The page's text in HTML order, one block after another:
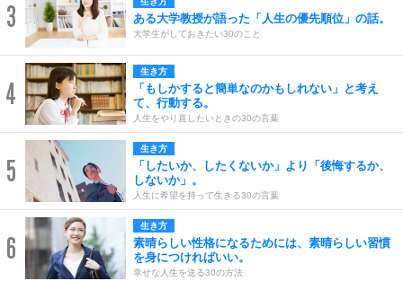
3 ある大学教授が語った「人生の優先順位」の話。
大学生がしておきたい30のこと
4
生き方
「もしかすると簡単なのかもしれない」と考え
て、行動する。
人生をやり直したいときの30の言葉
5
生き方
「したいか、したくないか」より「後悔するか、
しないか」。
人生に希望を持って生きる30の言葉
6
生き方
素晴らしい性格になるためには、素晴らしい習慣
を身につければいい。
幸せな人生を送る30の方法